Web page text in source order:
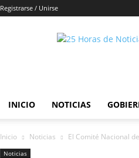
Registrarse / Unirse
INICIO NOTICIAS
Inicio Noticias El Comité Nacional
Noticias